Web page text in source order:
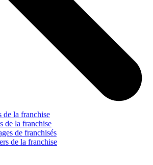
de la franchise
de la franchise
de franchisés
de la franchise